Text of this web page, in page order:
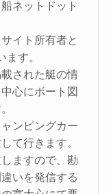
ネットドット
イト所有者と
す。
された艇の情
心にボート図
ンピングカー
て行きます。
ますので、勘
いを発信する